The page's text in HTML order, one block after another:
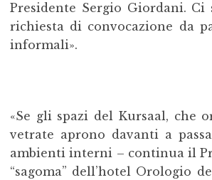
Presidente Sergio Giordani.
richiesta di convocazione da
informali».
«Se gli spazi del Kursaal, che
vetrate aprono davanti a
ambienti interni – continua il
“sagoma” dell’hotel Orologio